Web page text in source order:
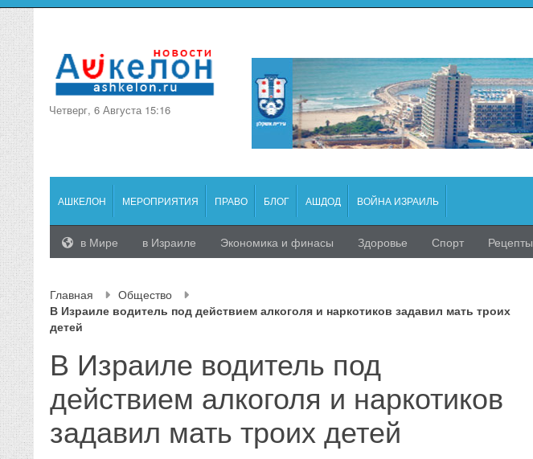
Четверг, 6 Августа 15:16
АШКЕЛОН МЕРОПРИЯТИЯ ПРАВО БЛОГ АШДОД ВОЙНА ИЗРАИЛЬ
в Мире в Израиле Экономика и финасы Здоровье Спорт Рецепты
Главная
Общество
В Израиле водитель под действием алкоголя и наркотиков задавил мать троих
детей
В Израиле водитель под
действием алкоголя и наркотиков
задавил мать троих детей